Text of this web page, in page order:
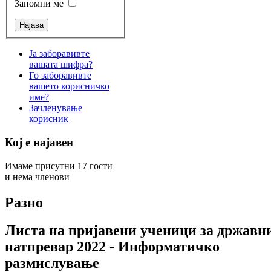
Запомни ме
Ја заборавивте
вашата шифра?
Го заборавивте
вашето корисничко
име?
Зачленување
корисник
Кој е најавен
Имаме присутни 17 гости
и нема членови
Разно
Листа на пријавени ученици за
натпревар 2022 - Информатичко
размислување